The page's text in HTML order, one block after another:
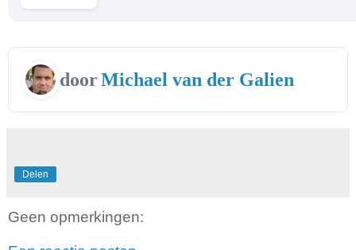
doorMichael van der Galien
Delen
Geen opmerkingen: